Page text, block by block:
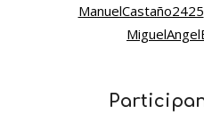
ManuelCastaño2425